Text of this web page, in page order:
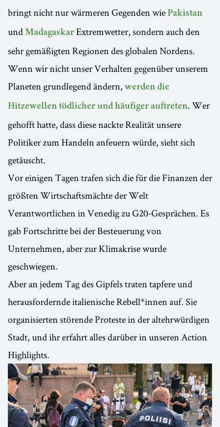
bringt nicht nur wärmeren Gegenden wie Pakistan
und Madagaskar Extremwetter, sondern auch den
sehr gemäßigten Regionen des globalen Nordens.
Wenn wir nicht unser Verhalten gegenüber unserem
Planeten grundlegend ändern, werden die
Hitzewellen tödlicher und häufiger auftreten. Wer
gehofft hatte, dass diese nackte Realität unsere
Politiker zum Handeln anfeuern würde, sieht sich
getäuscht.
Vor einigen Tagen trafen sich die für die Finanzen der
größten Wirtschaftsmächte der Welt
Verantwortlichen in Venedig zu G20-Gesprächen. Es
gab Fortschritte bei der Besteuerung von
Unternehmen, aber zur Klimakrise wurde
geschwiegen.
Aber an jedem Tag des Gipfels traten tapfere und
herausfordernde italienische Rebell*innen auf. Sie
organisierten störende Proteste in der altehrwürdigen
Stadt, und ihr erfahrt alles darüber in unseren Action
Highlights.